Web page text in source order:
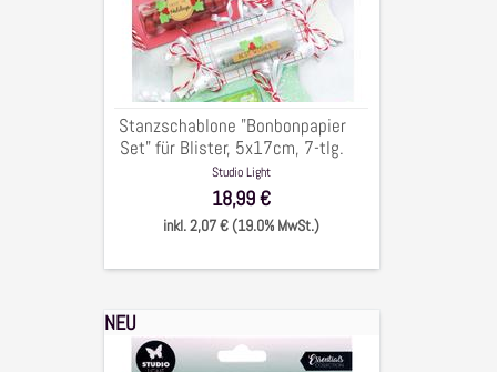
Blister,
5x17cm,
tlg.
Stanzschablone "Bonbonpapier
Set" für Blister, 5x17cm, 7-tlg.
Studio Light
18,99 €
inkl. 2,07 € (19.0% MwSt.)
Hook
NEU